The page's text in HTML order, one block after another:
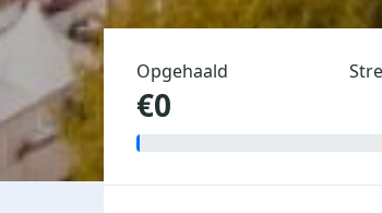
Opgehaald
€0